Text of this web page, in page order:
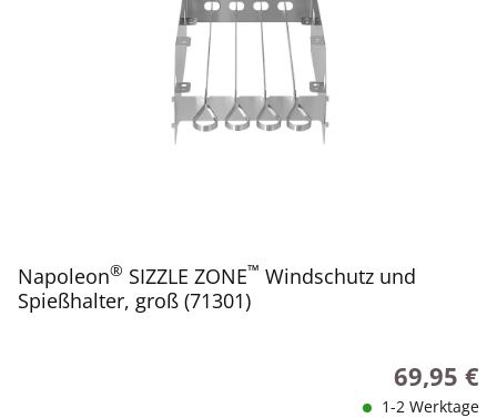
Napoleon® SIZZLE ZONE™ Windschutz und
Spießhalter, groß (71301)
Regulärer
69,95 €
1-2 Werktage